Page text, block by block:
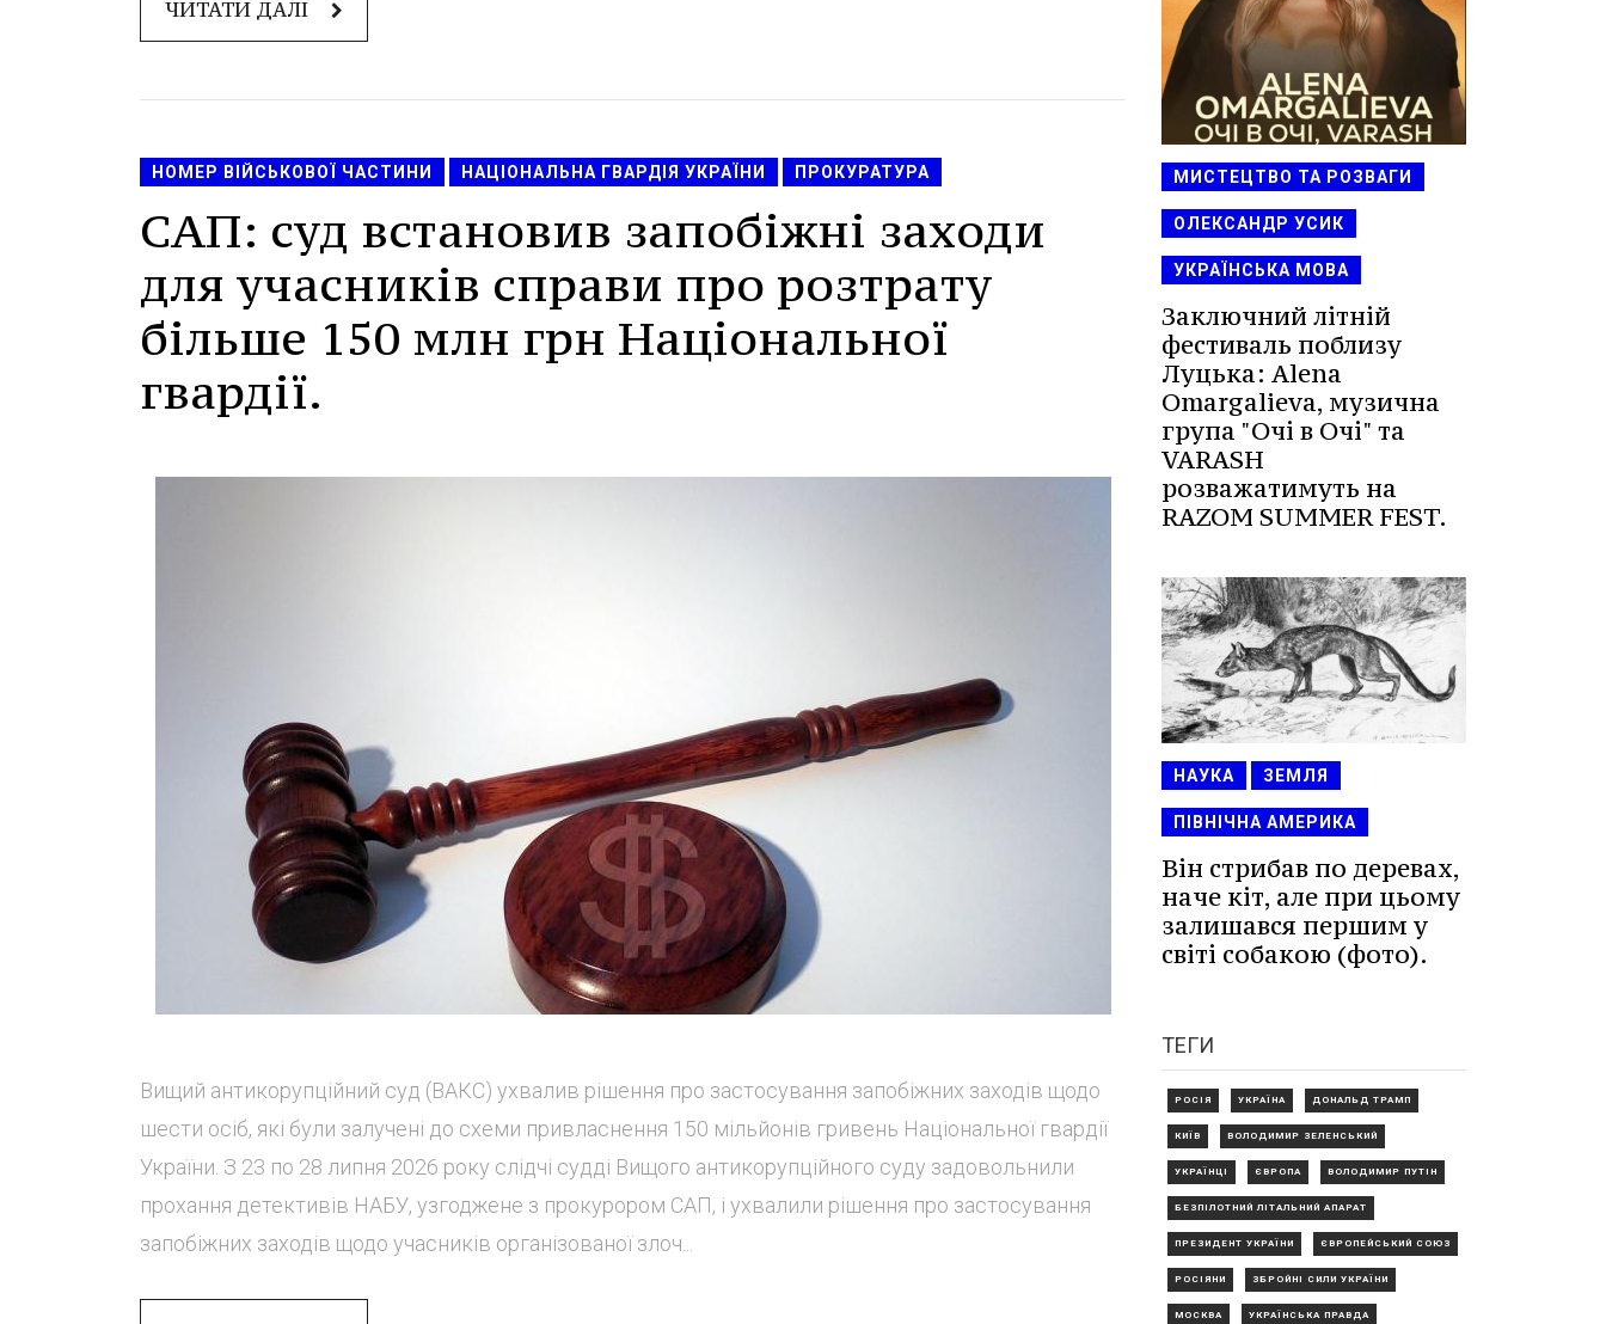
ЧИТАТИ ДАЛІ
НОМЕР ВІЙСЬКОВОЇ ЧАСТИНИ НАЦІОНАЛЬНА ГВАРДІЯ УКРАЇНИ ПРОКУРАТУРА
САП: суд встановив запобіжні заходи
для учасників справи про розтрату
більше 150 млн грн Національної
гвардії.
Вищий антикорупційний суд (ВАКС) ухвалив рішення про застосування запобіжних заходів щодо
шести осіб, які були залучені до схеми привласнення 150 мільйонів гривень Національної гвардії
України. З 23 по 28 липня 2026 року слідчі судді Вищого антикорупційного суду задовольнили
прохання детективів НАБУ, узгоджене з прокурором САП, і ухвалили рішення про застосування
запобіжних заходів щодо учасників організованої злоч...
МИСТЕЦТВО ТА РОЗВАГИ
ОЛЕКСАНДР УСИК
УКРАЇНСЬКА МОВА
Заключний літній
фестиваль поблизу
Луцька: Alena
Omargalieva, музична
група "Очі в Очі" та
VARASH
розважатимуть на
RAZOM SUMMER FEST.
НАУКА ЗЕМЛЯ
ПІВНІЧНА АМЕРИКА
Він стрибав по деревах,
наче кіт, але при цьому
залишався першим у
світі собакою (фото).
ТЕГИ
РОСІЯ УКРАЇНА ДОНАЛЬД ТРАМП
КИЇВ ВОЛОДИМИР ЗЕЛЕНСЬКИЙ
УКРАЇНЦІ ЄВРОПА ВОЛОДИМИР ПУТІН
БЕЗПІЛОТНИЙ ЛІТАЛЬНИЙ АПАРАТ
ПРЕЗИДЕНТ УКРАЇНИ ЄВРОПЕЙСЬКИЙ СОЮЗ
РОСІЯНИ ЗБРОЙНІ СИЛИ УКРАЇНИ
МОСКВА УКРАЇНСЬКА ПРАВДА